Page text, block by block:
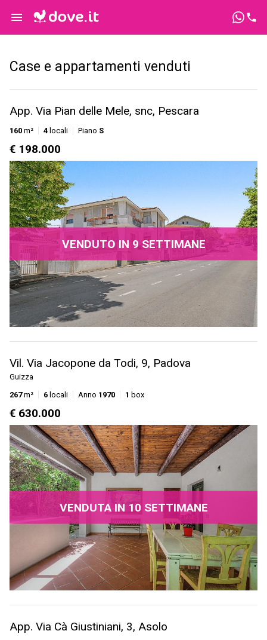
Case e appartamenti venduti
App. Via Pian delle Mele, snc, Pescara
160 m² 4 locali Piano S
€ 198.000
VENDUTO IN 9 SETTIMANE
Vil. Via Jacopone da Todi, 9, Padova
Guizza
267m² 6 locali Anno 1970 1 box
€ 630.000
VENDUTA IN 10 SETTIMANE
App. Via Cà Giustiniani, 3, Asolo